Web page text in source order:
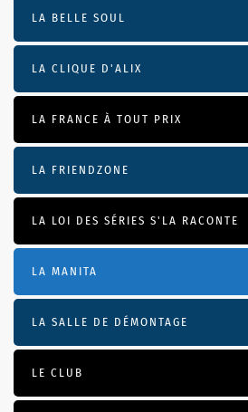
LA BELLE SOUL
LA CLIQUE D'ALIX
LA FRANCE À TOUT PRIX
LA FRIENDZONE
LA LOI DES SÉRIES S'LA RACONTE
LA MANITA
LA SALLE DE DÉMONTAGE
LE CLUB